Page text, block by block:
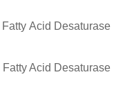
Acid Desaturase
Acid Desaturase